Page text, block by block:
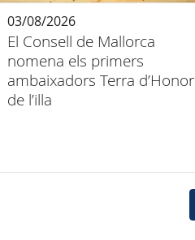
El Consell de Mallorca
nomena els primers
ambaixadors Terra d’Honor
de l’illa
03/08/2026